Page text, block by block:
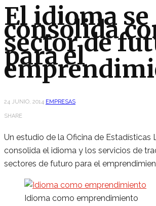
El idioma se
consolida
sector de
para el
24 JUNIO, 2014 EMPRESAS
SHARE
Un estudio de la Oficina de Estadísticas
consolida el idioma y los servicios de
sectores de futuro para el
Idioma como emprendimiento